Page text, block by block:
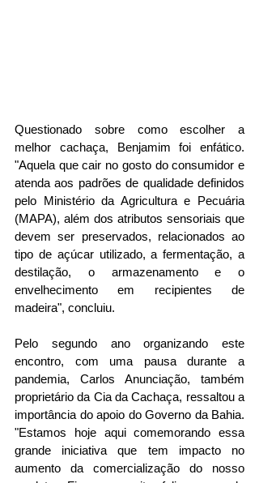
Questionado sobre como escolher a
melhor cachaça, Benjamim foi enfático.
"Aquela que cair no gosto do consumidor e
atenda aos padrões de qualidade definidos
pelo Ministério da Agricultura e Pecuária
(MAPA), além dos atributos sensoriais que
devem ser preservados, relacionados ao
tipo de açúcar utilizado, a fermentação, a
destilação, o armazenamento e o
envelhecimento em recipientes de
madeira", concluiu.
Pelo segundo ano organizando este
encontro, com uma pausa durante a
pandemia, Carlos Anunciação, também
proprietário da Cia da Cachaça, ressaltou a
importância do apoio do Governo da Bahia.
"Estamos hoje aqui comemorando essa
grande iniciativa que tem impacto no
aumento da comercialização do nosso